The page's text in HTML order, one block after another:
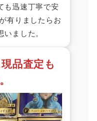
も迅速丁寧で安
有りましたらお
ました。
品査定も